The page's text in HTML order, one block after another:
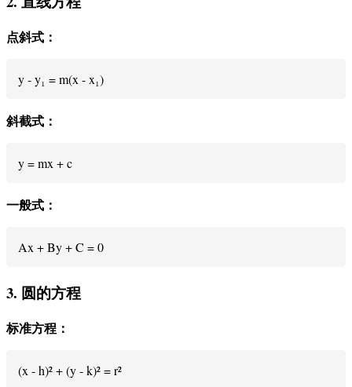
点斜式：
y - y₁ = m(x - x₁)
斜截式：
y = mx + c
一般式：
Ax + By + C = 0
3. 圆的方程
标准方程：
(x - h)² + (y - k)² = r²